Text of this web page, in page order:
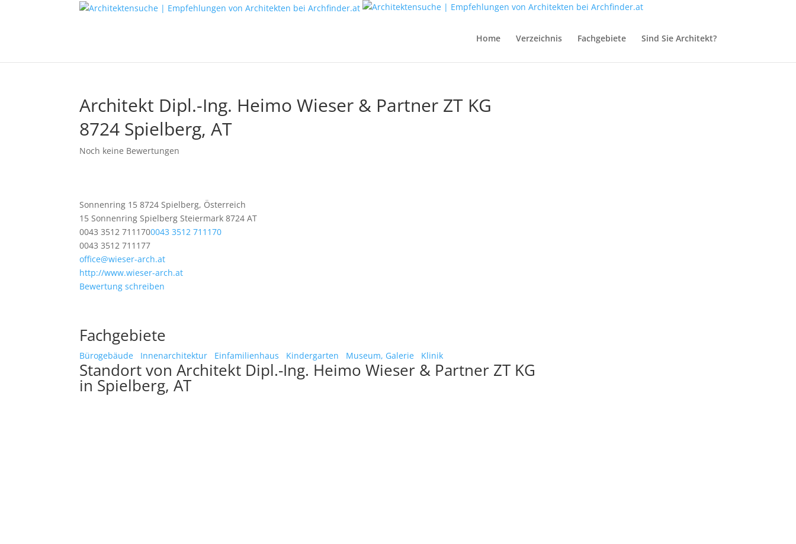
Home Verzeichnis Fachgebiete Sind Sie Architekt?
Architekt Dipl.-Ing. Heimo Wieser & Partner ZT KG
8724 Spielberg, AT
Noch keine Bewertungen
Sonnenring 15 8724 Spielberg, Österreich
15 Sonnenring Spielberg Steiermark 8724 AT
0043 3512 7111700043 3512 711170
0043 3512 711177
office@wieser-arch.at
http://www.wieser-arch.at
Bewertung schreiben
Fachgebiete
Bürogebäude Innenarchitektur Einfamilienhaus Kindergarten Museum, Galerie Klinik
Standort von Architekt Dipl.-Ing. Heimo Wieser & Partner ZT KG
in Spielberg, AT